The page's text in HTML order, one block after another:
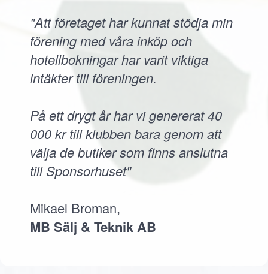
"Att företaget har kunnat stödja min
förening med våra inköp och
hotellbokningar har varit viktiga
intäkter till föreningen.
På ett drygt år har vi genererat 40
000 kr till klubben bara genom att
välja de butiker som finns anslutna
till Sponsorhuset"
Mikael Broman,
MB Sälj & Teknik AB